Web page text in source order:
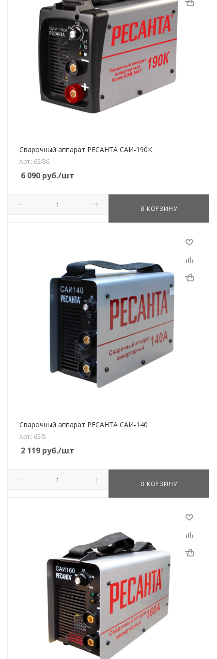
Сварочный аппарат РЕСАНТА САИ-190К
Арт.: 65/36
6 090 руб./шт
В КОРЗИНУ
Сварочный аппарат РЕСАНТА САИ-140
Арт.: 65/5
2 119 руб./шт
В КОРЗИНУ